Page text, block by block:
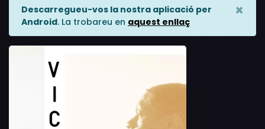
Descarregueu-vos la nostra aplicació per
Android. La trobareu en aquest enllaç
×